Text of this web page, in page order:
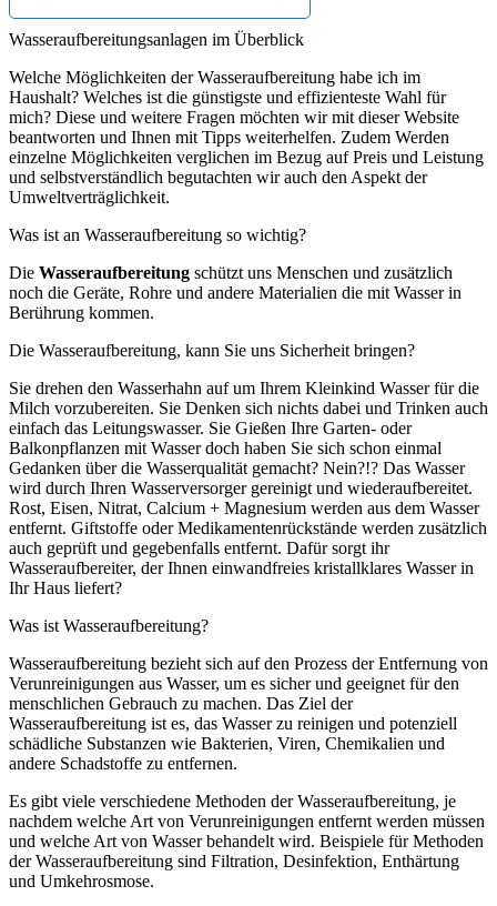
Wasseraufbereitungsanlagen im Überblick
Welche Möglichkeiten der Wasseraufbereitung habe ich im
Haushalt? Welches ist die günstigste und effizienteste Wahl für
mich? Diese und weitere Fragen möchten wir mit dieser Website
beantworten und Ihnen mit Tipps weiterhelfen. Zudem Werden
einzelne Möglichkeiten verglichen im Bezug auf Preis und Leistung
und selbstverständlich begutachten wir auch den Aspekt der
Umweltverträglichkeit.
Was ist an Wasseraufbereitung so wichtig?
Die Wasseraufbereitung schützt uns Menschen und zusätzlich
noch die Geräte, Rohre und andere Materialien die mit Wasser in
Berührung kommen.
Die Wasseraufbereitung, kann Sie uns Sicherheit bringen?
Sie drehen den Wasserhahn auf um Ihrem Kleinkind Wasser für die
Milch vorzubereiten. Sie Denken sich nichts dabei und Trinken auch
einfach das Leitungswasser. Sie Gießen Ihre Garten- oder
Balkonpflanzen mit Wasser doch haben Sie sich schon einmal
Gedanken über die Wasserqualität gemacht? Nein?!? Das Wasser
wird durch Ihren Wasserversorger gereinigt und wiederaufbereitet.
Rost, Eisen, Nitrat, Calcium + Magnesium werden aus dem Wasser
entfernt. Giftstoffe oder Medikamentenrückstände werden zusätzlich
auch geprüft und gegebenfalls entfernt. Dafür sorgt ihr
Wasseraufbereiter, der Ihnen einwandfreies kristallklares Wasser in
Ihr Haus liefert?
Was ist Wasseraufbereitung?
Wasseraufbereitung bezieht sich auf den Prozess der Entfernung von
Verunreinigungen aus Wasser, um es sicher und geeignet für den
menschlichen Gebrauch zu machen. Das Ziel der
Wasseraufbereitung ist es, das Wasser zu reinigen und potenziell
schädliche Substanzen wie Bakterien, Viren, Chemikalien und
andere Schadstoffe zu entfernen.
Es gibt viele verschiedene Methoden der Wasseraufbereitung, je
nachdem welche Art von Verunreinigungen entfernt werden müssen
und welche Art von Wasser behandelt wird. Beispiele für Methoden
der Wasseraufbereitung sind Filtration, Desinfektion, Enthärtung
und Umkehrosmose.